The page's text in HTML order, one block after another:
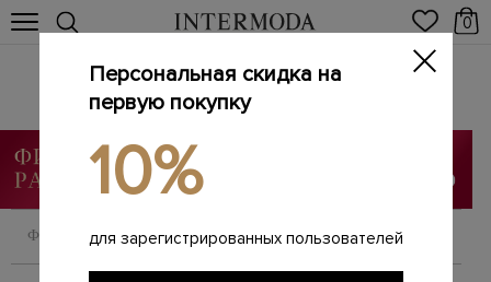
0
Одежда
Главная / Мужчинам
ФИЛЬТРОВАТЬ СОРТИРОВАТЬ
Персональная скидка на
первую покупку
10%
для зарегистрированных пользователей